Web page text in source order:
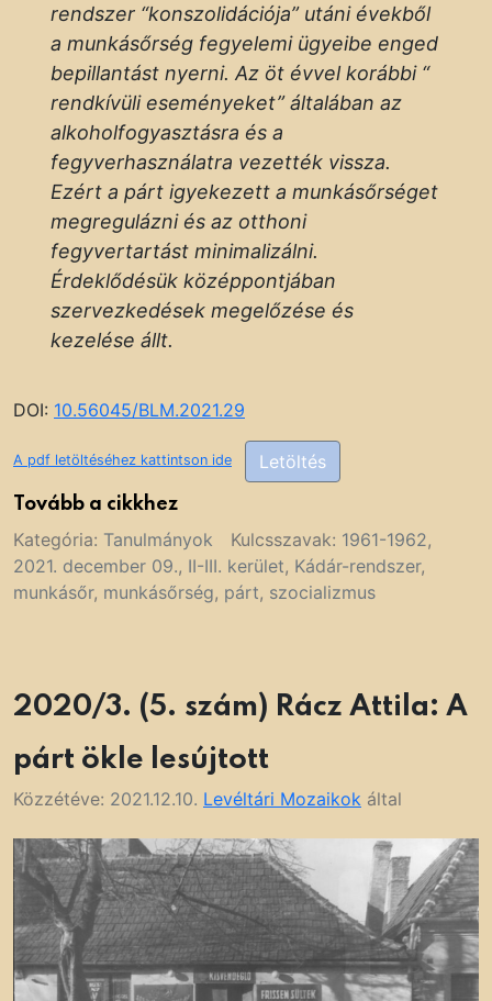
rendszer “konszolidációja” utáni évekből
a munkásőrség fegyelemi ügyeibe enged
bepillantást nyerni. Az öt évvel korábbi “
rendkívüli eseményeket” általában az
alkoholfogyasztásra és a
fegyverhasználatra vezették vissza.
Ezért a párt igyekezett a munkásőrséget
megregulázni és az otthoni
fegyvertartást minimalizálni.
Érdeklődésük középpontjában
szervezkedések megelőzése és
kezelése állt.
DOI: 10.56045/BLM.2021.29
A pdf letöltéséhez kattintson ide Letöltés
Tovább a cikkhez
Kategória: Tanulmányok Kulcsszavak: 1961-1962,
2021. december 09., II-III. kerület, Kádár-rendszer,
munkásőr, munkásőrség, párt, szocializmus
2020/3. (5. szám) Rácz Attila: A
párt ökle lesújtott
Közzétéve: 2021.12.10. Levéltári Mozaikok által